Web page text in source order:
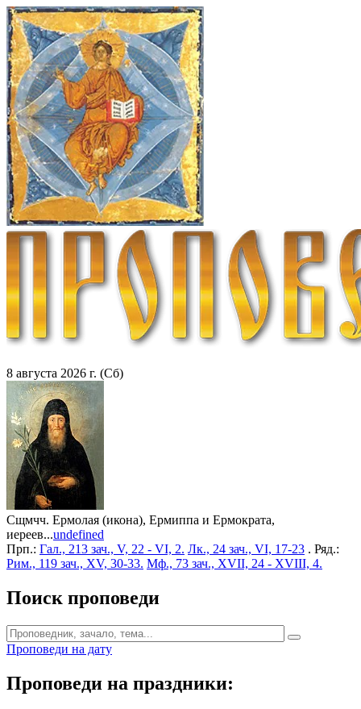
8 августа 2026 г. (Сб)
Сщмчч. Ермолая (икона), Ермиппа и Ермократа,
иереев...undefined
Прп.: Гал., 213 зач., V, 22 - VI, 2. Лк., 24 зач., VI, 17-23 . Ряд.:
Рим., 119 зач., XV, 30-33. Мф., 73 зач., XVII, 24 - XVIII, 4.
Поиск проповеди
Проповеди на дату
Проповеди на праздники: